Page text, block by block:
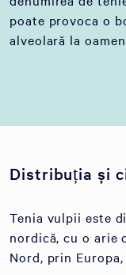
poate provoca o
alveolară la
Distribuția și
Tenia vulpii este
nordică, cu o arie
Nord, prin